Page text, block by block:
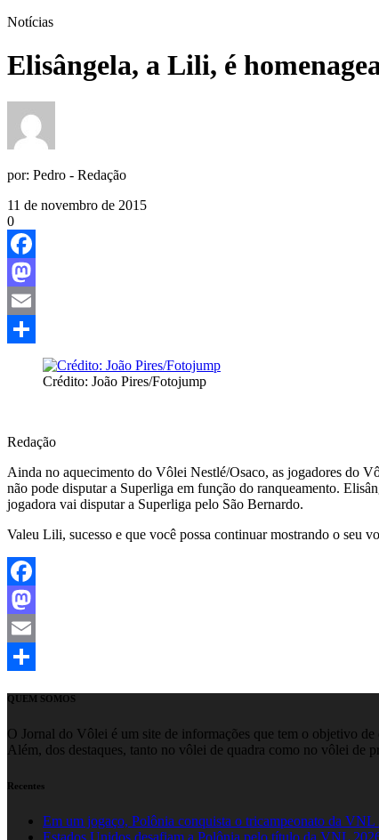
Notícias
Elisângela, a Lili, é
por: Pedro - Redação
11 de novembro de 2015
0
Facebook
Mastodon
Email
Crédito: João Pires/Fotojump
Redação
Ainda no aquecimento do Vôlei Nestlé/Osaco, as jogadores do
não pode disputar a Superliga em função do ranqueamento.
jogadora vai disputar a Superliga pelo São Bernardo.
Valeu Lili, sucesso e que você possa continuar mostrando o seu
Facebook
Mastodon
Email
QUEM SOMOS
O Jornal do Vôlei é um site de informações que tem o objetivo
Além, dos destaques, tanto no vôlei de quadra como no vôlei de
Recentes
Em um jogaço, Polônia conquista o tricampeonato da VNL
Estados Unidos desafiam a Polônia pelo título da VNL